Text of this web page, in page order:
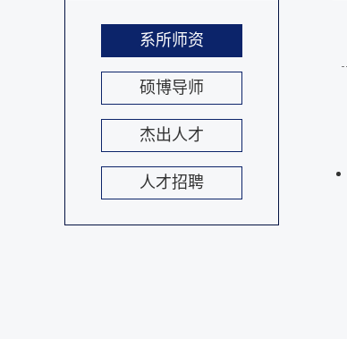
系所师资
硕博导师
杰出人才
人才招聘